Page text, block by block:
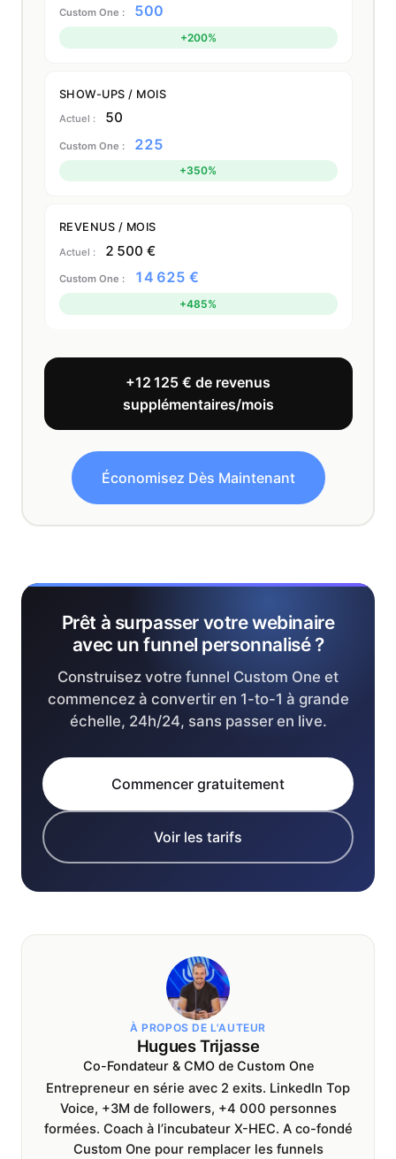
500
+200%
SHOW-UPS / MOIS
50
225
+350%
REVENUS / MOIS
2 500 €
14 625 €
+485%
+12 125 € de revenus
supplémentaires/mois
Économisez Dès Maintenant
Prêt à surpasser votre webinaire
avec un funnel personnalisé ?
Construisez votre funnel Custom One et
commencez à convertir en 1-to-1 à grande
échelle, 24h/24, sans passer en live.
Commencer gratuitement
Voir les tarifs
À PROPOS DE L'AUTEUR
Hugues Trijasse
Co-Fondateur & CMO de Custom One
Entrepreneur en série avec 2 exits. LinkedIn Top
Voice, +3M de followers, +4 000 personnes
formées. Coach à l’incubateur X-HEC. A co-fondé
Custom One pour remplacer les funnels